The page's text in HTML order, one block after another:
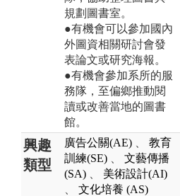
規劃圖書室。
●有機會可以參加國內
外圖資相關研討會發
表論文或研究海報。
●有機會參加系所的服
務隊，至偏鄉推動閱
讀或改善當地的圖書
館。
興趣
類型
廣告公關(AE)
教育
訓練(SE)
文藝傳播
(SA)
美術設計(AI)
文化培養 (AS)